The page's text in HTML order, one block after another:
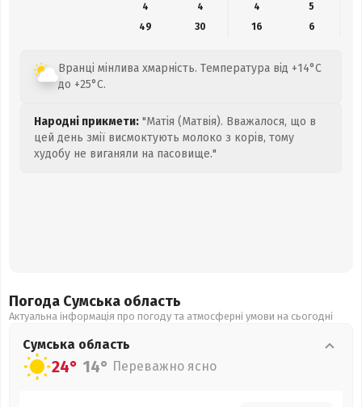
4
4 4
5
49
30 16 6
Вранці мінлива хмарність. Температура від +14°C
до +25°C.
Народні прикмети: "Матія (Матвія). Вважалося, що в
цей день змії висмоктують молоко з корів, тому
худобу не виганяли на пасовище."
Погода Сумська область
Актуальна інформація про погоду та атмосферні умови на сьогодні
Сумська область
24° 14° Переважно ясно